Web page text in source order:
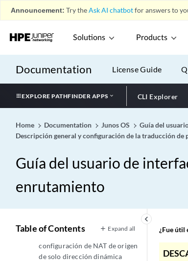
Announcement: Try theAsk AI chatbotfor answers to
Solutions Products
Documentation License Guide
EXPLORE PATHFINDER APPS CLI Explorer
Home Documentation Junos OS Guía del
Descripción general y configuración de la traducción de
Guía del usuario de
enrutamiento
keyboard_arrow_left
Table of Contents Expand all
play_arrow Visión general
NAT de grado de operador (CGNAT)
configuración de NAT
configuración de NAT de origen
de solo dirección dinámica
¿Fue útil